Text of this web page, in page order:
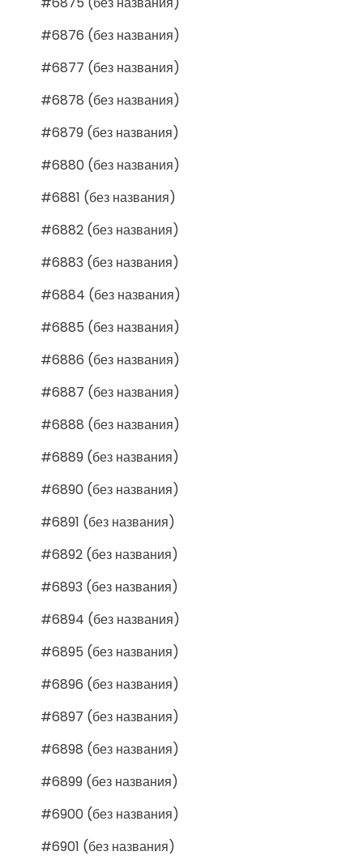
#6876 (без названия)
#6877 (без названия)
#6878 (без названия)
#6879 (без названия)
#6880 (без названия)
#6881 (без названия)
#6882 (без названия)
#6883 (без названия)
#6884 (без названия)
#6885 (без названия)
#6886 (без названия)
#6887 (без названия)
#6888 (без названия)
#6889 (без названия)
#6890 (без названия)
#6891 (без названия)
#6892 (без названия)
#6893 (без названия)
#6894 (без названия)
#6895 (без названия)
#6896 (без названия)
#6897 (без названия)
#6898 (без названия)
#6899 (без названия)
#6900 (без названия)
#6901 (без названия)